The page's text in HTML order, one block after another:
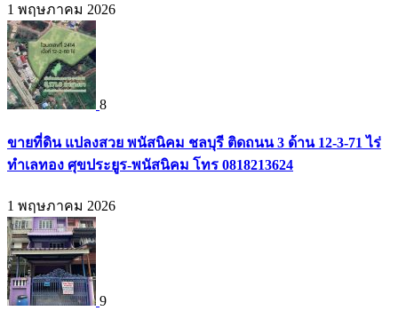
1 พฤษภาคม 2026
8
ขายที่ดิน แปลงสวย พนัสนิคม ชลบุรี ติดถนน 3 ด้าน 12-3-71 ไร่
ทำเลทอง ศุขประยูร-พนัสนิคม โทร 0818213624
1 พฤษภาคม 2026
9